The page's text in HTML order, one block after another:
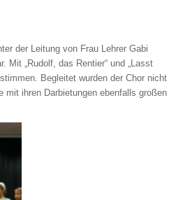
der Leitung von Frau Lehrer Gabi
Mit „Rudolf, das Rentier“ und „Lasst
Begleitet wurden der Chor nicht
mit ihren Darbietungen ebenfalls großen